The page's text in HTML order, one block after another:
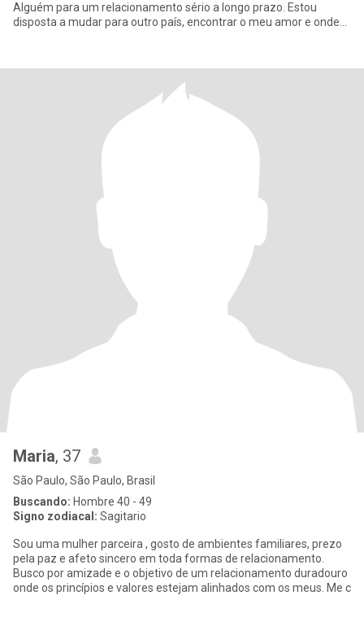
Alguém para um relacionamento sério a longo prazo. Estou
disposta a mudar para outro país, encontrar o meu amor e onde
Maria, 37
São Paulo, São Paulo, Brasil
Buscando: Hombre 40 - 49
Signo zodiacal: Sagitario
Sou uma mulher parceira , gosto de ambientes familiares, prezo
pela paz e afeto sincero em toda formas de relacionamento.
Busco por amizade e o objetivo de um relacionamento duradouro
onde os princípios e valores estejam alinhados com os meus. Me c